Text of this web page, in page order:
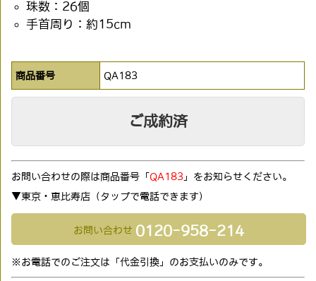
珠数：26個
手首周り：約15cm
商品番号 QA183
ご成約済
お問い合わせの際は商品番号「 QA183 」をお知らせください。
▼東京・恵比寿店（タップで電話できます)
お問い合わせ 0120-958-214
※お電話でのご注文は「代金引換」のお支払いのみです。